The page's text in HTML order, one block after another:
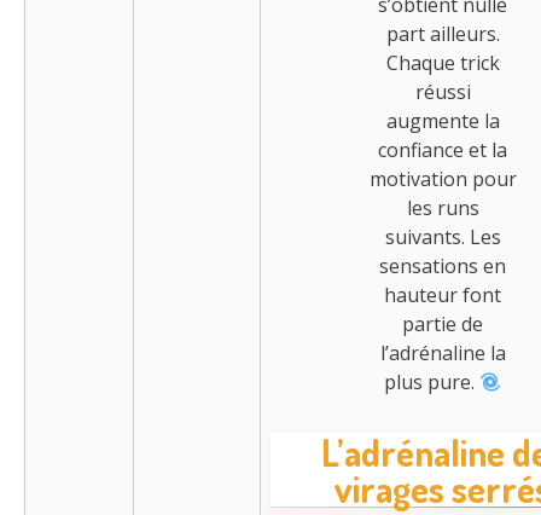
part ailleurs.
Chaque trick
réussi
augmente la
confiance et la
motivation pour
les runs
suivants. Les
sensations en
hauteur font
partie de
l’adrénaline la
plus pure.
L’adrénaline
virages